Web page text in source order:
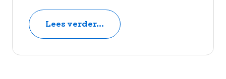
Lees verder...